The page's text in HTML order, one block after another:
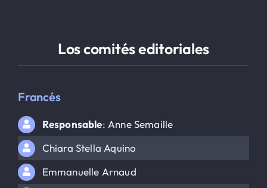
Los comités editoriales
Francés
Responsable: Anne Semaille
Chiara Stella Aquino
Emmanuelle Arnaud